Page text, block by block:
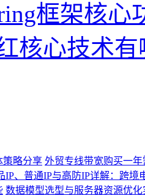
框架核心
核心技术
策略分享 外贸专线带宽购买一
IP、普通IP与高防IP详解：跨境
数据模型选型与服务器资源优化